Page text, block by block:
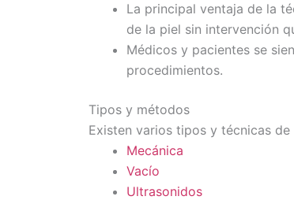
La principal ventaja de la
de la piel sin intervención
Médicos y pacientes se
procedimientos.
Tipos y métodos
Existen varios tipos y técnicas
Mecánica
Vacío
Ultrasonidos